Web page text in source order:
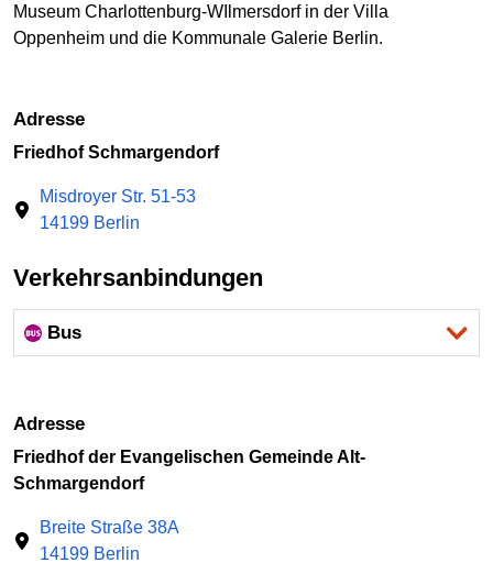
Museum Charlottenburg-WIlmersdorf in der Villa
Oppenheim und die Kommunale Galerie Berlin.
Adresse
Friedhof Schmargendorf
Misdroyer Str. 51-53
14199 Berlin
Verkehrsanbindungen
Bus
Adresse
Friedhof der Evangelischen Gemeinde Alt-
Schmargendorf
Breite Straße 38A
14199 Berlin